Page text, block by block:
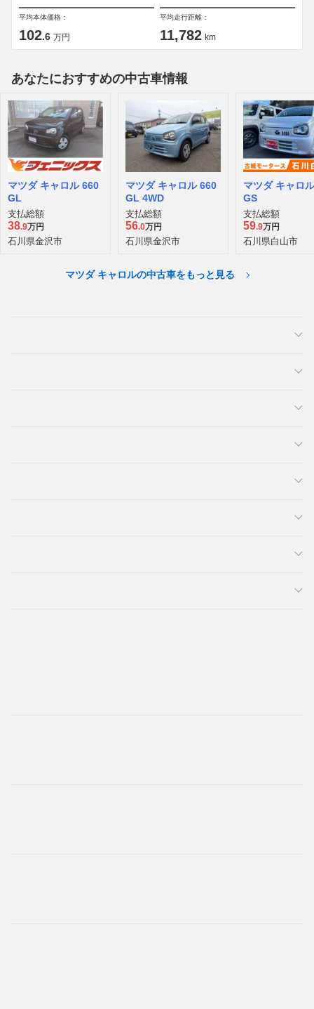
平均本体価格：
102.6 万円
平均走行距離：
11,782 km
あなたにおすすめの中古車情報
マツダ キャロル 660
GL
支払総額
38.9万円
石川県金沢市
マツダ キャロル 660
GL 4WD
支払総額
56.0万円
石川県金沢市
マツダ キャロ
GS
支払総額
59.9万円
石川県白山市
マツダ キャロルの中古車をもっと見る